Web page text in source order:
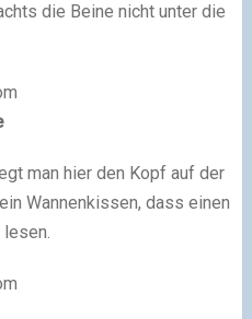
die Beine nicht unter die
man hier den Kopf auf der
Wannenkissen, dass einen